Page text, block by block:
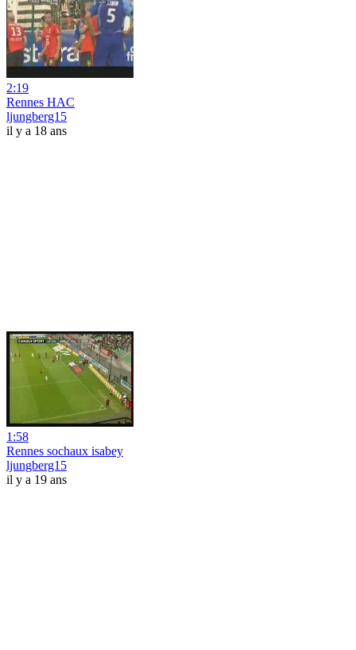
2:19
Rennes HAC
ljungberg15
il y a 18 ans
1:58
Rennes sochaux isabey
ljungberg15
il y a 19 ans